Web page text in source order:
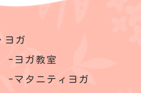
ヨガ
ヨガ教室
マタニティヨガ